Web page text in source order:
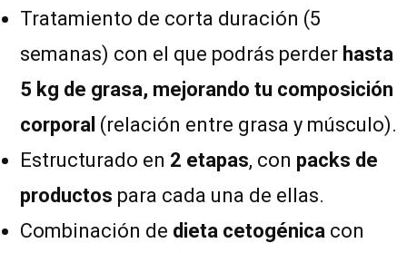
Tratamiento de corta duración (5
semanas) con el que podrás perder hasta
5 kg de grasa, mejorando tu composición
corporal (relación entre grasa y músculo).
Estructurado en 2 etapas, con packs de
productos para cada una de ellas.
Combinación de dieta cetogénica con